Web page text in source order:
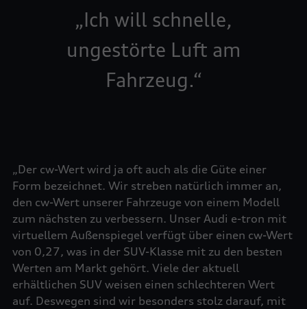
Ich will schnelle,
ungestörte Luft am
Fahrzeug.
„Der cw-Wert wird ja oft auch als die Güte einer
Form bezeichnet. Wir streben natürlich immer an,
den cw-Wert unserer Fahrzeuge von einem Modell
zum nächsten zu verbessern. Unser Audi e-tron mit
virtuellem Außenspiegel verfügt über einen cw-Wert
von 0,27, was in der SUV-Klasse mit zu den besten
Werten am Markt gehört. Viele der aktuell
erhältlichen SUV weisen einen schlechteren Wert
auf. Deswegen sind wir besonders stolz darauf, mit